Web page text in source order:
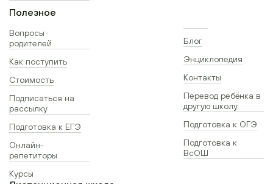
Полезное
Вопросы
родителей
Как поступить
Стоимость
Подписаться на
рассылку
Подготовка к ЕГЭ
Онлайн-
репетиторы
Курсы
Блог
Энциклопедия
Контакты
Перевод ребёнка в
другую школу
Подготовка к ОГЭ
Подготовка к
ВсОШ